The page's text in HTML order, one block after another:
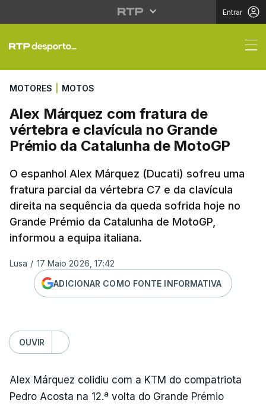
Entrar
Alex Márquez com
MOTORES MOTOS
Alex Márquez com fratura de
vértebra e clavícula no Grande
Prémio da Catalunha de MotoGP
O espanhol Alex Márquez (Ducati) sofreu uma
fratura parcial da vértebra C7 e da clavícula
direita na sequência da queda sofrida hoje no
Grande Prémio da Catalunha de MotoGP,
informou a equipa italiana.
Lusa / 17 Maio 2026, 17:42
ADICIONAR COMO FONTE INFORMATIVA
OUVIR
Alex Márquez colidiu com a KTM do compatriota
Pedro Acosta na 12.ª volta do Grande Prémio